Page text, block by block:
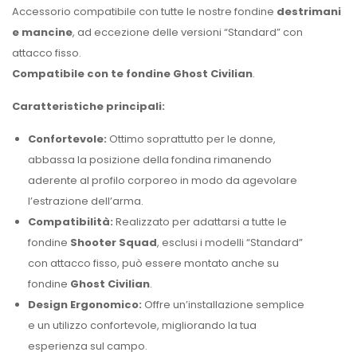
Accessorio compatibile con tutte le nostre fondine destrimani
e mancine, ad eccezione delle versioni “Standard” con
attacco fisso.
Compatibile con te fondine Ghost Civilian.
Caratteristiche principali:
Confortevole: Ottimo soprattutto per le donne,
abbassa la posizione della fondina rimanendo
aderente al profilo corporeo in modo da agevolare
l’estrazione dell’arma.
Compatibilità: Realizzato per adattarsi a tutte le
fondine Shooter Squad, esclusi i modelli “Standard”
con attacco fisso, può essere montato anche su
fondine Ghost Civilian.
Design Ergonomico: Offre un’installazione semplice
e un utilizzo confortevole, migliorando la tua
esperienza sul campo.